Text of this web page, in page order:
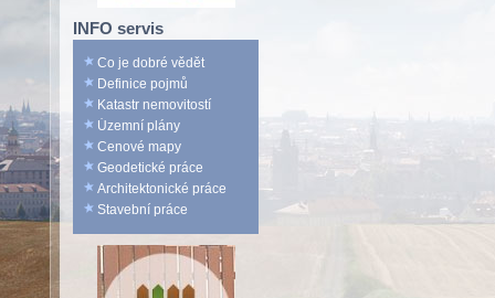
INFO servis
Co je dobré vědět
Definice pojmů
Katastr nemovitostí
Územní plány
Cenové mapy
Geodetické práce
Architektonické práce
Stavební práce